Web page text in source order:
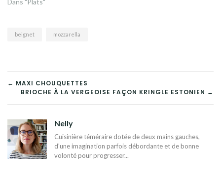
Dans "Plats"
beignet mozzarella
NAVIGATION
DE
L’ARTICLE
← MAXI CHOUQUETTES
BRIOCHE À LA VERGEOISE FAÇON KRINGLE ESTONIEN →
Nelly
Cuisinière téméraire dotée de deux mains gauches,
d'une imagination parfois débordante et de bonne
volonté pour progresser...